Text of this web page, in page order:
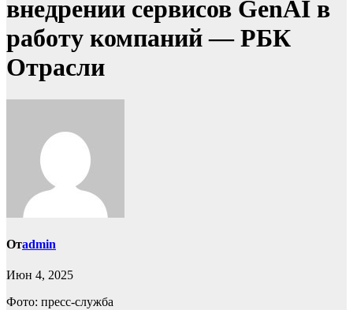
внедрении сервисов GenAI в
работу компаний — РБК
Отрасли
Отadmin
Июн 4, 2025
Фото: пресс-служба